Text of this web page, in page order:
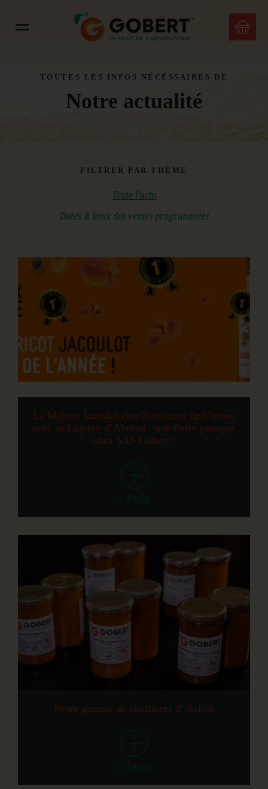
TOUTES LES INFOS NÉCÉSSAIRES DE
Notre actualité
FILTRER PAR THÈME
Toute l'actu
Dates & lieux des ventes programmées
La Maison Jacoulot élue Spiritueux de l’année
avec sa Liqueur d’Abricot : une fierté partagée
chez SAS Gobert !
Notre gamme de confitures d’abricot